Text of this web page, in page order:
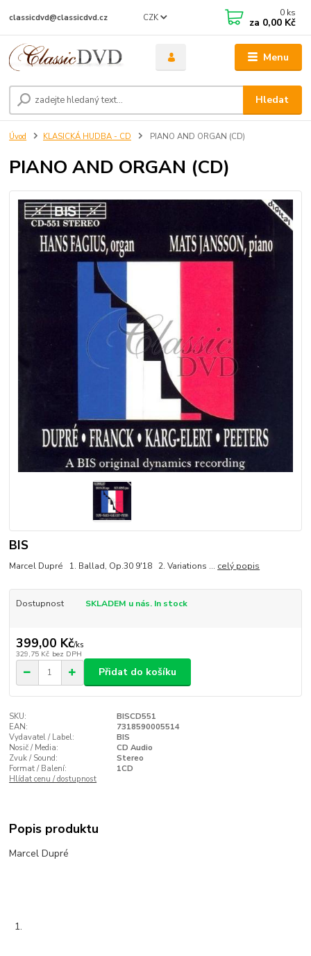
Menu
CZK
Hledat
classicdvd@classicdvd.cz 0 ks
za 0,00 Kč
Úvod KLASICKÁ HUDBA - CD PIANO AND ORGAN (CD)
PIANO AND ORGAN (CD)
BIS
Marcel Dupré 1. Ballad, Op.30 9'18 2. Variations ... celý popis
Dostupnost SKLADEM u nás. In stock
399,00 Kč/ks
329,75 Kč bez DPH
Přidat do košíku
SKU:
BISCD551
EAN:
7318590005514
Vydavatel / Label:
BIS
Nosič / Media:
CD Audio
Zvuk / Sound:
Stereo
Format / Balení:
1CD
Hlídat cenu / dostupnost
Popis produktu
Marcel Dupré
1.